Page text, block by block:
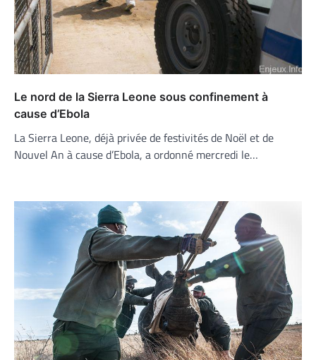
Le nord de la Sierra Leone sous confinement à
cause d’Ebola
La Sierra Leone, déjà privée de festivités de Noël et de
Nouvel An à cause d’Ebola, a ordonné mercredi le…